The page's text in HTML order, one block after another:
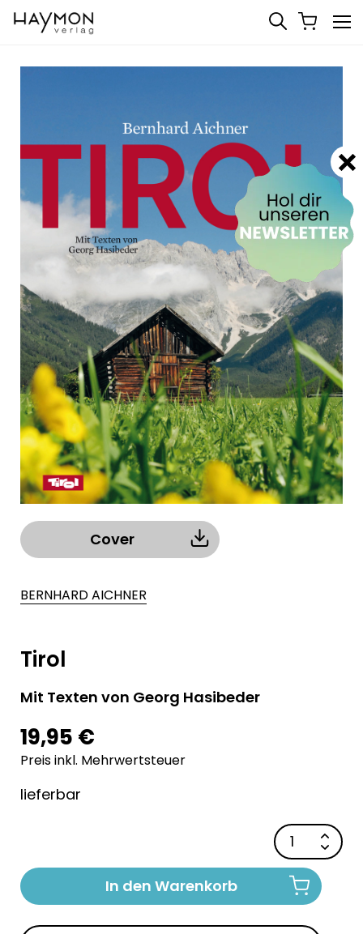
Cover
BERNHARD AICHNER
Tirol
Mit Texten von Georg Hasibeder
19,95 €
Preis inkl. Mehrwertsteuer
lieferbar
In den Warenkorb